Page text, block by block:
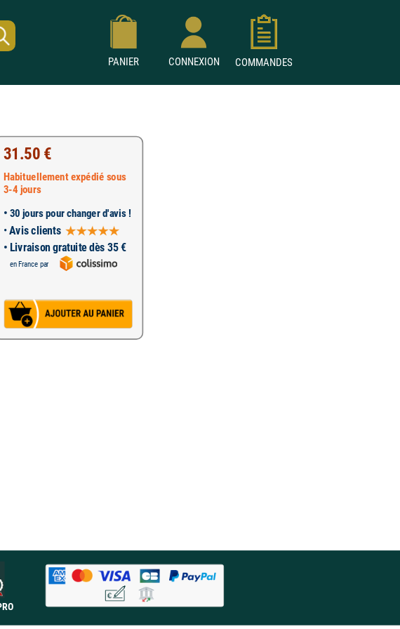
PANIER CONNEXION COMMANDES
31.50 €
Habituellement expédié sous
3-4 jours
• 30 jours pour changer d'avis !
•Avis clients
• Livraison gratuite dès 35 €
en France par